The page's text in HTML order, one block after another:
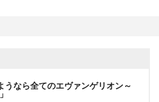
うなら全てのエヴァンゲリオン～